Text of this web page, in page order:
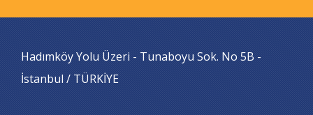
Hadımköy Yolu Üzeri - Tunaboyu Sok. No 5B -
İstanbul / TÜRKİYE